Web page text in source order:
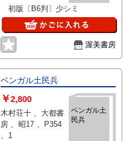
初版〔B6判〕少シミ
渥美書房
ベンガル土民兵
ベンガル土
民兵
￥2,800
木村荘十 、大都書
房 、昭17 、P354
、1